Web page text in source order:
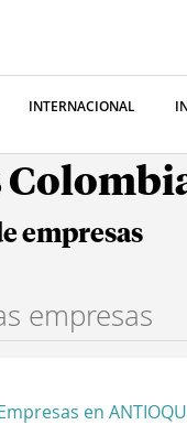
INTERNACIONAL
empresas
en